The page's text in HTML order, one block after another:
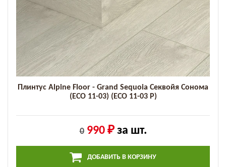
Плинтус Alpine Floor - Grand Sequoia Секвойя Сонома
(ECO 11-03) (ECO 11-03 P)
0 990 ₽за шт.
ДОБАВИТЬ В КОРЗИНУ